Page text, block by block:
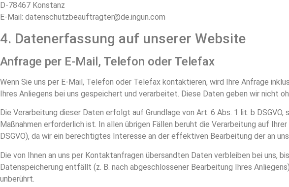
D-78467 Konstanz
E-Mail: datenschutzbeauftragter@de.ingun.com
4. Datenerfassung auf unserer Website
Anfrage per E-Mail, Telefon oder Telefax
Wenn Sie uns per E-Mail, Telefon oder Telefax kontaktieren, wird Ihre Anfrage
Ihres Anliegens bei uns gespeichert und verarbeitet. Diese Daten geben wir nicht
Die Verarbeitung dieser Daten erfolgt auf Grundlage von Art. 6 Abs. 1 lit. b
Maßnahmen erforderlich ist. In allen übrigen Fällen beruht die Verarbeitung auf
DSGVO), da wir ein berechtigtes Interesse an der effektiven Bearbeitung der an
Die von Ihnen an uns per Kontaktanfragen übersandten Daten verbleiben bei uns,
Datenspeicherung entfällt (z. B. nach abgeschlossener Bearbeitung Ihres
unberührt.